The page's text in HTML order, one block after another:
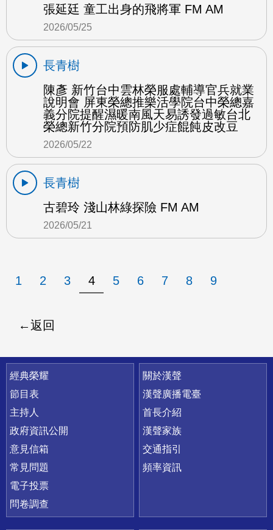
張延廷 童工出身的飛將軍 FM AM
2026/05/25
長青樹
陳彥 新竹台中雲林榮服處輔導官兵就業
說明會 屏東榮總推樂活學院台中榮總嘉
義分院提醒濕暖南風天易誘發過敏台北
榮總新竹分院預防肌少症餛飩皮改豆
2026/05/22
長青樹
古碧玲 淺山林綠探險 FM AM
2026/05/21
1 2 3 4 5 6 7 8 9
返回
快速連結
經典榮耀
節目表
主持人
政府資訊公開
意見信箱
常見問題
電子投票
問卷調查
關於漢聲
漢聲廣播電臺
首長介紹
漢聲家族
交通指引
頻率資訊